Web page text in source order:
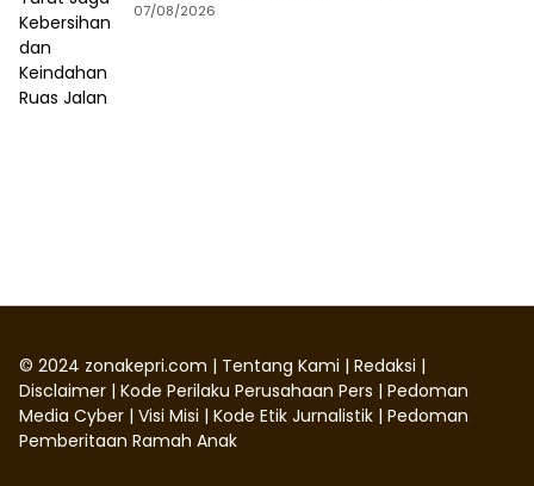
07/08/2026
© 2024 zonakepri.com | Tentang Kami | Redaksi |
Disclaimer | Kode Perilaku Perusahaan Pers | Pedoman
Media Cyber | Visi Misi | Kode Etik Jurnalistik | Pedoman
Pemberitaan Ramah Anak